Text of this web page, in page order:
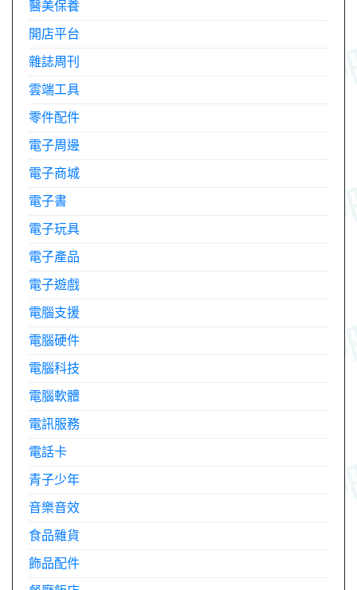
醫美保養
開店平台
雜誌周刊
雲端工具
零件配件
電子周邊
電子商城
電子書
電子玩具
電子產品
電子遊戲
電腦支援
電腦硬件
電腦科技
電腦軟體
電訊服務
電話卡
青子少年
音樂音效
食品雜貨
飾品配件